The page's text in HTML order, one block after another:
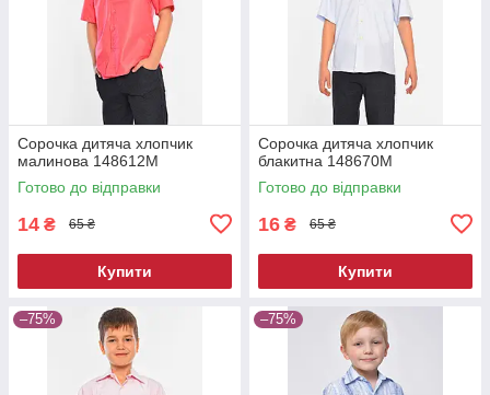
Сорочка дитяча хлопчик
малинова 148612M
Готово до відправки
14 ₴ 65 ₴
Купити
Сорочка дитяча хлопчик
блакитна 148670M
Готово до відправки
16 ₴ 65 ₴
Купити
–75% –75%